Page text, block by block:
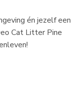
én jezelf een
Cat Litter Pine